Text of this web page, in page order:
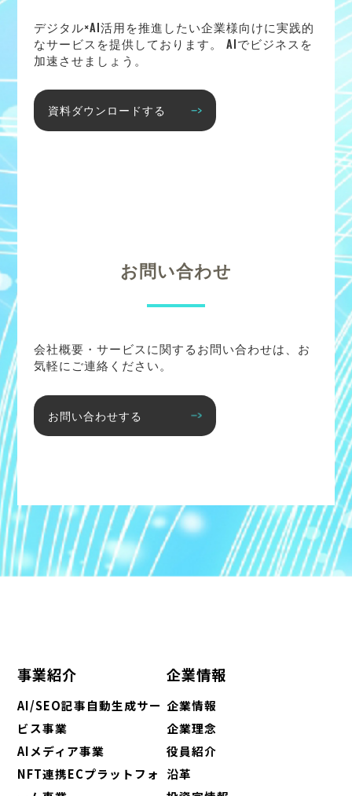
デジタル×AI活用を推進したい企業様向けに実践的
なサービスを提供しております。 AIでビジネスを
加速させましょう。
資料ダウンロードする
お問い合わせ
会社概要・サービスに関するお問い合わせは、お
気軽にご連絡ください。
お問い合わせする
事業紹介
AI/SEO記事自動生成サー
ビス事業
AIメディア事業
NFT連携ECプラットフォ
企業情報
企業情報
企業理念
役員紹介
沿革